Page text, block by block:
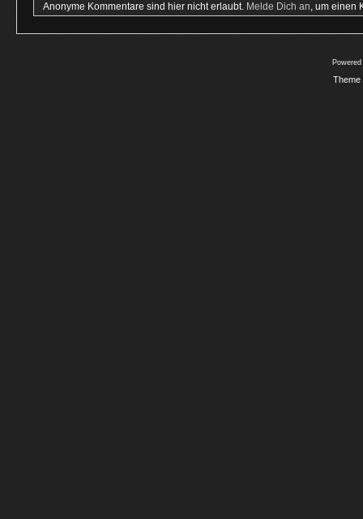
Anonyme Kommentare sind hier nicht erlaubt. Melde Dich an, um einen
Theme